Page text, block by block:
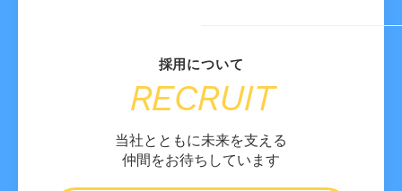
RECRUIT
当社とともに未来を支える
仲間をお待ちしています